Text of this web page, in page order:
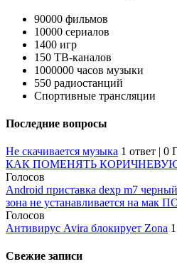
90000 фильмов
10000 сериалов
1400 игр
150 ТВ-каналов
1000000 часов музыки
550 радиостанций
Спортивные трансляции
Последние вопросы
Не скачивается музыка 1 ответ | 0
КАК ПОМЕНЯТЬ
Голосов
Android приставка dexp m7
зона не устанавливается на мак
Голосов
Антивирус Avira блокирует Zona
Свежие записи